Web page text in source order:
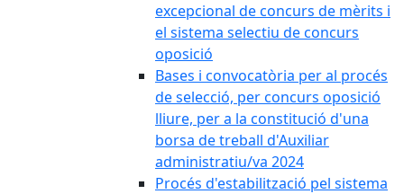
excepcional de concurs de mèrits i
el sistema selectiu de concurs
oposició
Bases i convocatòria per al procés
de selecció, per concurs oposició
lliure, per a la constitució d'una
borsa de treball d'Auxiliar
administratiu/va 2024
Procés d'estabilització pel sistema